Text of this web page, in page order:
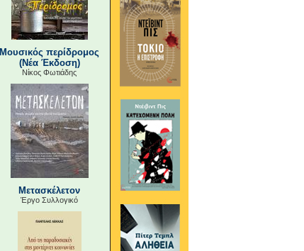
Μουσικός περίδρομος
(Νέα Έκδοση)
Νίκος Φωτιάδης
Μετασκέλετον
Έργο Συλλογικό